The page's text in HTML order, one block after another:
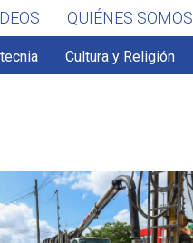
QUIÉNES SOMOS
Cultura y Religión